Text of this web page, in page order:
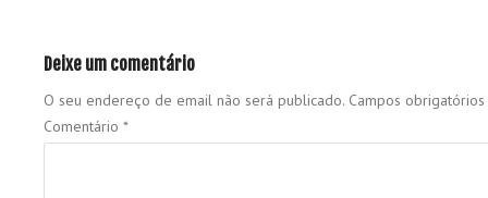
Deixe um comentário
O seu endereço de email não será publicado. Campos
Comentário *